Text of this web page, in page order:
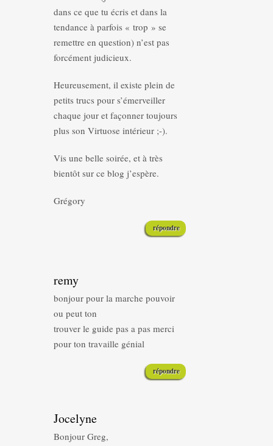
dans ce que tu écris et dans la
tendance à parfois « trop » se
remettre en question) n’est pas
forcément judicieux.
Heureusement, il existe plein de
petits trucs pour s’émerveiller
chaque jour et façonner toujours
plus son Virtuose intérieur ;-).
Vis une belle soirée, et à très
bientôt sur ce blog j’espère.
Grégory
répondre
remy
bonjour pour la marche pouvoir
ou peut ton
trouver le guide pas a pas merci
pour ton travaille génial
répondre
Jocelyne
Bonjour Greg,